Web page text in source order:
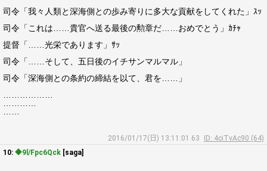
司令「我々人類と深海側との歩み寄りに多大な貢献をしてくれた」ｽｯ
司令「これは……貴官へ送る最後の勲章だ……おめでとう」ｶﾁｬ
提督「……光栄であります」ｻｯ
司令「……そして、五日後のイチサンマルマル」
司令「深海側との条約の締結を以て、君を……」
2016/01/17(日) 13:11:01.63
ID: 4ciTvAc90 (64)
10: ◆9l/Fpc6Qck [saga]